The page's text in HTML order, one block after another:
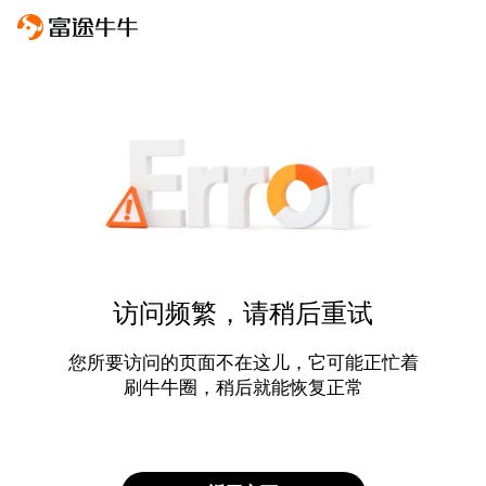
访问频繁，请稍后重试
您所要访问的页面不在这儿，它可能正忙着
刷牛牛圈，稍后就能恢复正常